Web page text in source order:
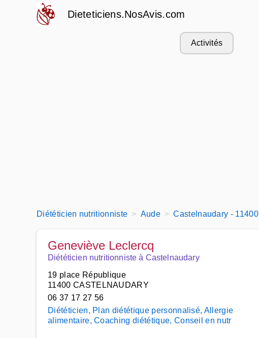
Dieteticiens.NosAvis.com
Activités
Diététicien nutritionniste Aude Castelnaudary - 11400
Geneviève Leclercq
Diététicien nutritionniste à Castelnaudary
19 place République
11400 CASTELNAUDARY
06 37 17 27 56
Diététicien, Plan diététique personnalisé, Allergie
alimentaire, Coaching diététique, Conseil en nutr